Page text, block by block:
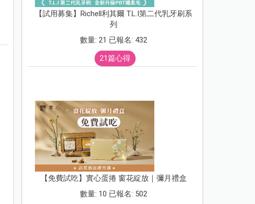
【試用募集】Richell利其爾 T.L.I第二代乳牙刷系
列
數量: 21 已報名: 432
21篇心得
【免費試吃】實心蛋捲 窗花綻放｜彌月禮盒
數量: 10 已報名: 502